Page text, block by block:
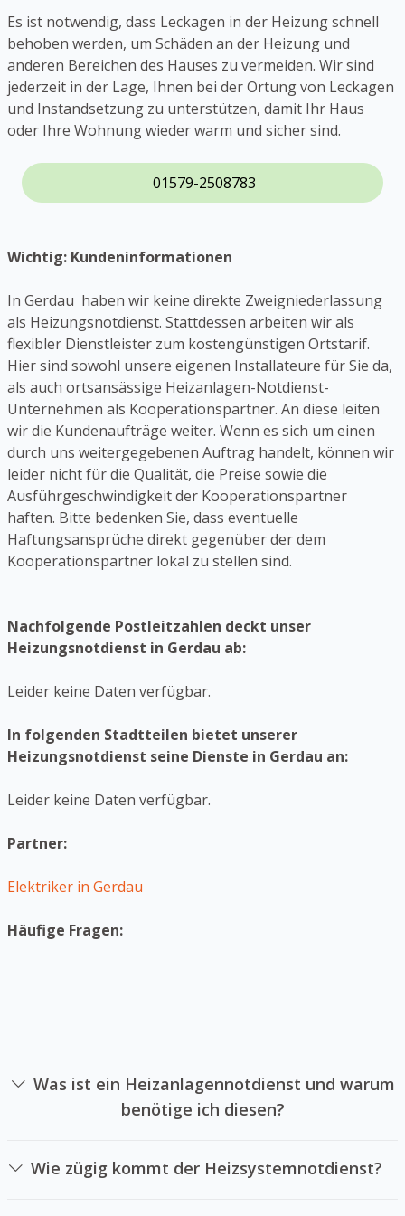
Es ist notwendig, dass Leckagen in der Heizung schnell
behoben werden, um Schäden an der Heizung und
anderen Bereichen des Hauses zu vermeiden. Wir sind
jederzeit in der Lage, Ihnen bei der Ortung von Leckagen
und Instandsetzung zu unterstützen, damit Ihr Haus
oder Ihre Wohnung wieder warm und sicher sind.
01579-2508783
Wichtig: Kundeninformationen
In Gerdau haben wir keine direkte Zweigniederlassung
als Heizungsnotdienst. Stattdessen arbeiten wir als
flexibler Dienstleister zum kostengünstigen Ortstarif.
Hier sind sowohl unsere eigenen Installateure für Sie da,
als auch ortsansässige Heizanlagen-Notdienst-
Unternehmen als Kooperationspartner. An diese leiten
wir die Kundenaufträge weiter. Wenn es sich um einen
durch uns weitergegebenen Auftrag handelt, können wir
leider nicht für die Qualität, die Preise sowie die
Ausführgeschwindigkeit der Kooperationspartner
haften. Bitte bedenken Sie, dass eventuelle
Haftungsansprüche direkt gegenüber der dem
Kooperationspartner lokal zu stellen sind.
Nachfolgende Postleitzahlen deckt unser
Heizungsnotdienst in Gerdau ab:
Leider keine Daten verfügbar.
In folgenden Stadtteilen bietet unserer
Heizungsnotdienst seine Dienste in Gerdau an:
Leider keine Daten verfügbar.
Partner:
Elektriker in Gerdau
Häufige Fragen:
Was ist ein Heizanlagennotdienst und warum
benötige ich diesen?
von Heizsystemen in Notlagen spezialisiert hat. Sie
sollten einen Heizsystemnotdienst anrufen, falls Ihre
Wie zügig kommt der Heizsystemnotdienst?